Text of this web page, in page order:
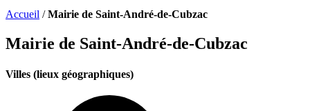
Accueil /Mairie de Saint-André-de-Cubzac
Mairie de Saint-André-de-Cubzac
Villes (lieux géographiques)